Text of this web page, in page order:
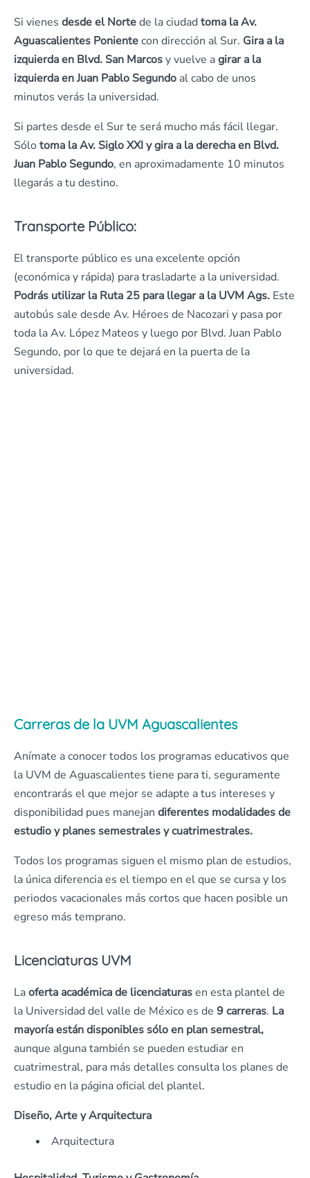
Si vienes desde el Nortede la ciudadtoma la Av.
Aguascalientes Ponientecon dirección al Sur. Gira a la
izquierda en Blvd. San Marcosy vuelve agirar a la
izquierda en Juan Pablo Segundo al cabo de unos
minutos verás la universidad.
Si partes desde el Sur te será mucho más fácil llegar.
Sólo toma la Av. Siglo XXI y gira a la derecha en Blvd.
Juan Pablo Segundo, en aproximadamente 10 minutos
llegarás a tu destino.
Transporte Público:
El transporte público es una excelente opción
(económica y rápida) para trasladarte a la universidad.
Podrás utilizar la Ruta 25 para llegar a la UVM Ags. Este
autobús sale desde Av. Héroes de Nacozari y pasa por
toda la Av. López Mateos y luego por Blvd. Juan Pablo
Segundo, por lo que te dejará en la puerta de la
universidad.
Carreras de la UVM Aguascalientes
Anímate a conocer todos los programas educativos que
la UVM de Aguascalientes tiene para ti, seguramente
encontrarás el que mejor se adapte a tus intereses y
disponibilidad pues manejan diferentes modalidades de
estudio y planes semestrales y cuatrimestrales.
Todos los programas siguen el mismo plan de estudios,
la única diferencia es el tiempo en el que se cursa y los
periodos vacacionales más cortos que hacen posible un
egreso más temprano.
Licenciaturas UVM
Laoferta académica de licenciaturasen esta plantel de
la Universidad del valle de México es de 9 carreras. La
mayoría están disponibles sólo en plan semestral,
aunque alguna también se pueden estudiar en
cuatrimestral, para más detalles consulta los planes de
estudio en la página oficial del plantel.
Diseño, Arte y Arquitectura
Arquitectura